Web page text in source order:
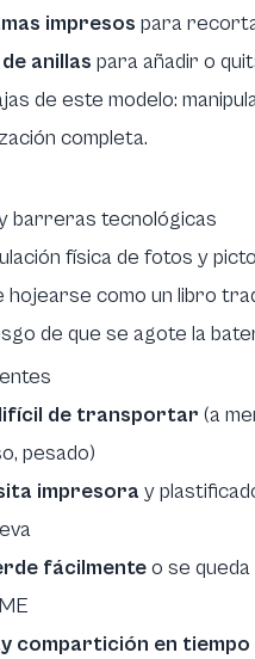
impresos para
anillas para añadir o
de este modelo:
completa.
barreras tecnológicas
física de fotos y
hojearse como un libro
de que se agote la
de transportar (a
pesado)
impresora y
fácilmenteo se queda
compartición en